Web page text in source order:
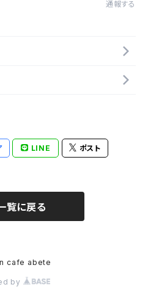
通報する
LINE ポスト
覧に戻る
cafe abete
by